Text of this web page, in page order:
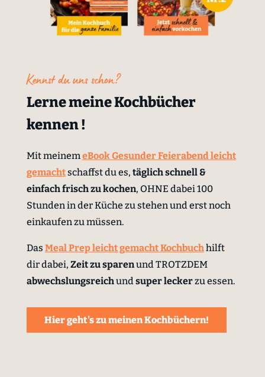
Kennst du uns schon?
Lerne meine Kochbücher
kennen !
Mit meinem eBook Gesunder Feierabend leicht
gemachtschaffst du es, täglich schnell &
einfachfrisch zu kochen, OHNE dabei 100
Stunden in der Küche zu stehen und erst noch
einkaufen zu müssen.
Das Meal Prep leicht gemacht Kochbuchhilft
dir dabei, Zeit zu sparenund TROTZDEM
abwechslungsreichund super leckerzu essen.
Hier geht's zu meinen Kochbüchern!